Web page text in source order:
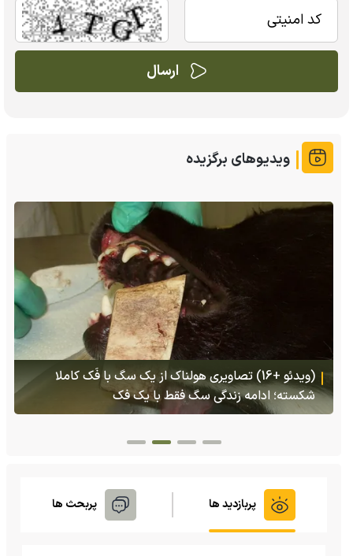
ویدیوهای برگزیده
(ویدئو) تولد یک گکوی دو سر در پنسیلوانیا
پربازدید ها پربحث ها